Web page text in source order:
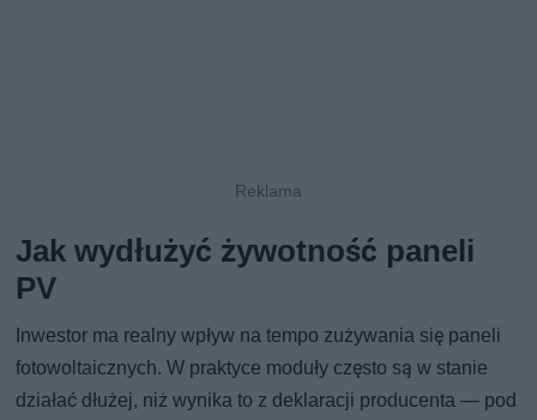
Jak wydłużyć żywotność paneli
PV
Inwestor ma realny wpływ na tempo zużywania się paneli
fotowoltaicznych. W praktyce moduły często są w stanie
działać dłużej, niż wynika to z deklaracji producenta — pod